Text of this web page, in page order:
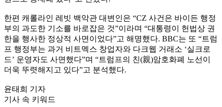
한편 캐롤라인 레빗 백악관 대변인은 “CZ 사건은 바이든 행정
부의 과도한 기소를 바로잡은 것”이라며 “대통령이 헌법상 권
한을 행사한 정상적 사면이었다”고 해명했다. BBC는 또 “트럼
프 행정부는 과거 비트멕스 창업자와 다크웹 거래소 ‘실크로
드’ 운영자도 사면했다”며 “트럼프의 친(親)암호화폐 노선이
더욱 뚜렷해지고 있다”고 분석했다.
윤태희 기자
기사 속 키워드